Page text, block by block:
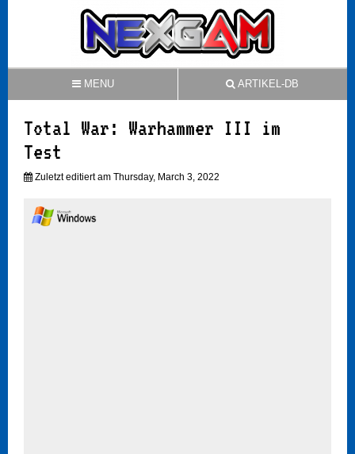
MENU ARTIKEL-DB
Total War: Warhammer III im
Test
Zuletzt editiert am Thursday, March 3, 2022